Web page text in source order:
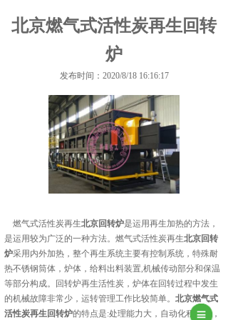
北京燃气式活性炭再生回转
炉
发布时间：2020/8/18 16:16:17
燃气式活性炭再生北京回转炉是运用再生加热的方法，
是运用较为广泛的一种方法。燃气式活性炭再生北京回转
炉采用内外加热，整个再生系统主要有控制系统，特殊耐
热不锈钢筒体，炉体，给料出料装置,机械传动部分和保温
等部分构成。回转炉再生活性炭，炉体在回转过程中发生
的机械故障非常少，运转管理工作比较简单。北京燃气式
活性炭再生回转炉的特点是:处理能力大，自动化程度高，